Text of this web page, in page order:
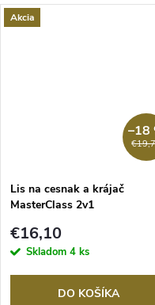
Akcia
–18
Lis na cesnak a krájač
MasterClass 2v1
€16,10
Skladom 4 ks
DO KOŠÍKA